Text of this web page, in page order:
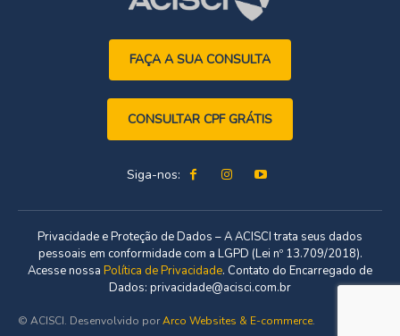
FAÇA A SUA CONSULTA
CONSULTAR CPF GRÁTIS
Siga-nos:
Privacidade e Proteção de Dados – A ACISCI trata seus dados
pessoais em conformidade com a LGPD (Lei nº 13.709/2018).
Acesse nossa Política de Privacidade. Contato do Encarregado de
Dados: privacidade@acisci.com.br
© ACISCI. Desenvolvido porArco Websites & E-commerce.